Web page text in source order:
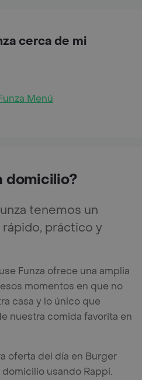
cerca de mi
Menú
domicilio?
tenemos un
práctico y
Funza ofrece una amplia
momentos en que no
casa y lo único que
nuestra comida favorita en
oferta del día en Burger
usando Rappi.